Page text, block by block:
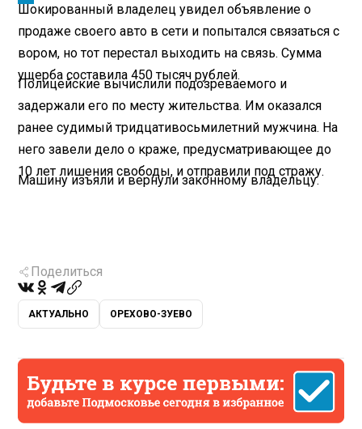
Шокированный владелец увидел объявление о
продаже своего авто в сети и попытался связаться с
вором, но тот перестал выходить на связь. Сумма
ущерба составила 450 тысяч рублей.
Полицейские вычислили подозреваемого и
задержали его по месту жительства. Им оказался
ранее судимый тридцативосьмилетний мужчина. На
него завели дело о краже, предусматривающее до
10 лет лишения свободы, и отправили под стражу.
Машину изъяли и вернули законному владельцу.
Поделиться
АКТУАЛЬНО ОРЕХОВО-ЗУЕВО